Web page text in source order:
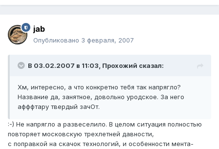
jab
Опубликовано 3 февраля, 2007
В 03.02.2007 в 11:03, Прохожий сказал:
Хм, интересно, а что конкретно тебя так напрягло?
Название да, занятное, довольно уродское. За него
афффтару твердый зачОт.
:-) Не напрягло а развеселило. В целом ситуация полностью
повторяет московскую трехлетней давности,
с поправкой на скачок технологий, и особенности мента-